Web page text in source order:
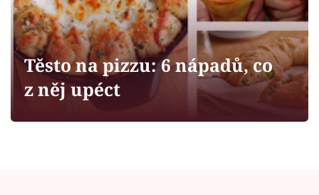
Sledujte prima+
Filmový festival Karlovy Vary
Těsto na pizzu: 6 nápadů, co
z něj upéct